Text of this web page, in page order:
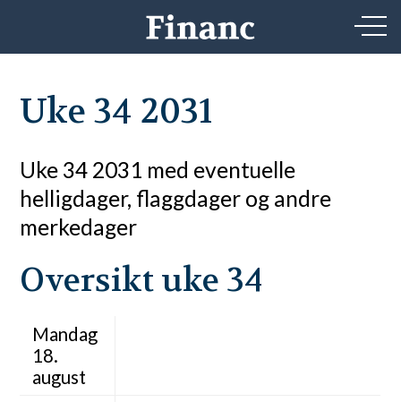
Uke 34 2031
Uke 34 2031 med eventuelle
helligdager, flaggdager og andre
merkedager
Oversikt uke 34
Mandag
18.
august